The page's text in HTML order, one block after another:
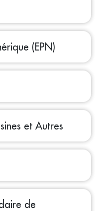
(EPN)
et Autres
de